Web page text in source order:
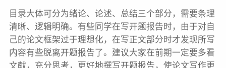
目录大体可分为绪论、论述、总结三个部分，需要条理
清晰、逻辑明确。有些同学在写开题报告时，由于对自
己的论文框架过于理想化，在写正文部分时才发现所写
内容有些脱离开题报告了。建议大家在前期一定要多看
文献，充分思考，更好地撰写开题报告，使论文写作更